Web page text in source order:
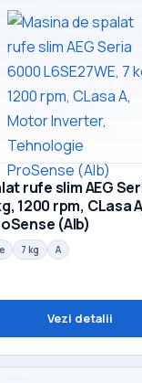
rufe slim AEG
1200 rpm,
(Alb)
7 kg A
Vezi detalii